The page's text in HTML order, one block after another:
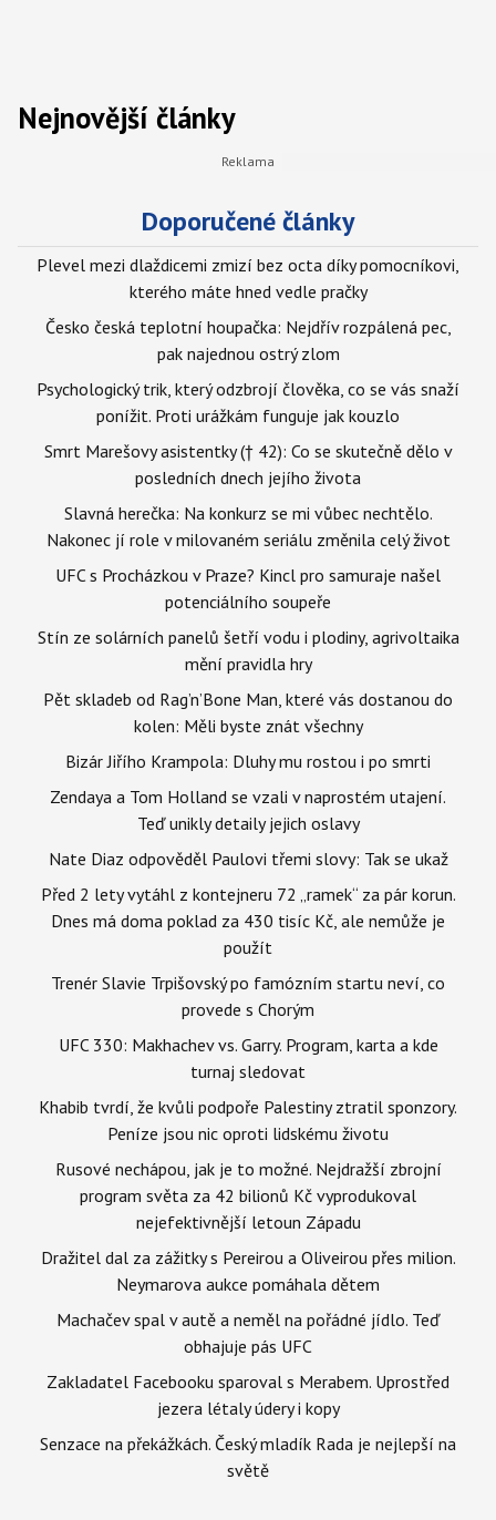
Nejnovější články
Doporučené články
Plevel mezi dlaždicemi zmizí bez octa díky pomocníkovi,
kterého máte hned vedle pračky
Česko česká teplotní houpačka: Nejdřív rozpálená pec,
pak najednou ostrý zlom
Psychologický trik, který odzbrojí člověka, co se vás snaží
ponížit. Proti urážkám funguje jak kouzlo
Smrt Marešovy asistentky († 42): Co se skutečně dělo v
posledních dnech jejího života
Slavná herečka: Na konkurz se mi vůbec nechtělo.
Nakonec jí role v milovaném seriálu změnila celý život
UFC s Procházkou v Praze? Kincl pro samuraje našel
potenciálního soupeře
Stín ze solárních panelů šetří vodu i plodiny, agrivoltaika
mění pravidla hry
Pět skladeb od Rag’n’Bone Man, které vás dostanou do
kolen: Měli byste znát všechny
Bizár Jiřího Krampola: Dluhy mu rostou i po smrti
Zendaya a Tom Holland se vzali v naprostém utajení.
Teď unikly detaily jejich oslavy
Nate Diaz odpověděl Paulovi třemi slovy: Tak se ukaž
Před 2 lety vytáhl z kontejneru 72 „ramek“ za pár korun.
Dnes má doma poklad za 430 tisíc Kč, ale nemůže je
použít
Trenér Slavie Trpišovský po famózním startu neví, co
provede s Chorým
UFC 330: Makhachev vs. Garry. Program, karta a kde
turnaj sledovat
Khabib tvrdí, že kvůli podpoře Palestiny ztratil sponzory.
Peníze jsou nic oproti lidskému životu
Rusové nechápou, jak je to možné. Nejdražší zbrojní
program světa za 42 bilionů Kč vyprodukoval
nejefektivnější letoun Západu
Dražitel dal za zážitky s Pereirou a Oliveirou přes milion.
Neymarova aukce pomáhala dětem
Machačev spal v autě a neměl na pořádné jídlo. Teď
obhajuje pás UFC
Zakladatel Facebooku sparoval s Merabem. Uprostřed
jezera létaly údery i kopy
Senzace na překážkách. Český mladík Rada je nejlepší na
světě